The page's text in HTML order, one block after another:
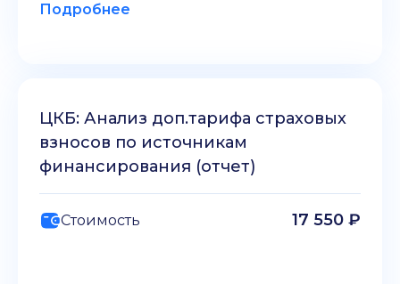
Подробнее
ЦКБ: Анализ доп.тарифа страховых
взносов по источникам
финансирования (отчет)
Стоимость 17 550 ₽